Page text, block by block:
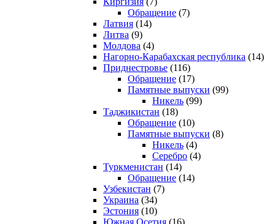
Обращение (7)
Латвия (14)
Литва (9)
Молдова (4)
Нагорно-Карабахская республика (14)
Приднестровье (116)
Обращение (17)
Памятные выпуски (99)
Никель (99)
Таджикистан (18)
Обращение (10)
Памятные выпуски (8)
Никель (4)
Серебро (4)
Туркменистан (14)
Обращение (14)
Узбекистан (7)
Украина (34)
Эстония (10)
Южная Осетия (16)